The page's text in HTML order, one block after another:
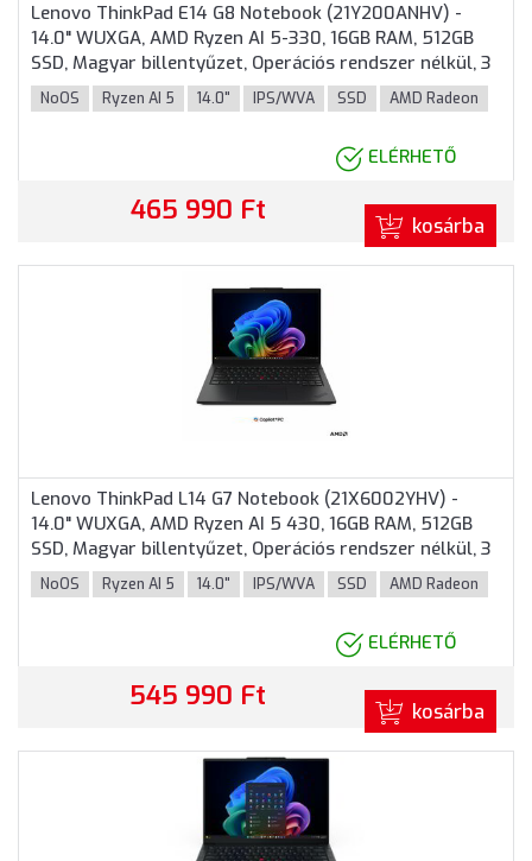
Lenovo ThinkPad E14 G8 Notebook (21Y200ANHV) -
14.0" WUXGA, AMD Ryzen AI 5-330, 16GB RAM, 512GB
SSD, Magyar billentyűzet, Operációs rendszer nélkül, 3
év garancia, Fekete színben
NoOS Ryzen AI 5 14.0" IPS/WVA SSD AMD Radeon
ELÉRHETŐ
465 990 Ft kosárba
Lenovo ThinkPad L14 G7 Notebook (21X6002YHV) -
14.0" WUXGA, AMD Ryzen AI 5 430, 16GB RAM, 512GB
SSD, Magyar billentyűzet, Operációs rendszer nélkül, 3
év garancia, Fekete színben
NoOS Ryzen AI 5 14.0" IPS/WVA SSD AMD Radeon
ELÉRHETŐ
545 990 Ft kosárba